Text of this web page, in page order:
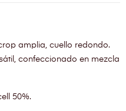
amplia, cuello redondo.
confeccionado en mezcla
50%.